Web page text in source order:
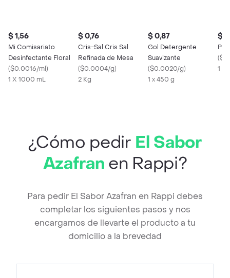
$ 1,56
Mi Comisariato
Desinfectante Floral
($0.0016/ml)
1 X 1000 mL
$ 0,76
Cris-Sal Cris Sal
Refinada de Mesa
($0.0004/g)
2 Kg
$ 0,87
Gol Detergente
Suavizante
($0.0020/g)
1 x 450 g
$
(
1
¿Cómo pedir El Sabor
Azafran en Rappi?
Para pedir El Sabor Azafran en Rappi debes
completar los siguientes pasos y nos
encargamos de llevarte el producto a tu
domicilio a la brevedad